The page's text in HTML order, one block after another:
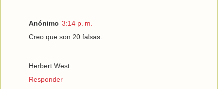
Anónimo 3:14 p. m.
Creo que son 20 falsas.
Herbert West
Responder